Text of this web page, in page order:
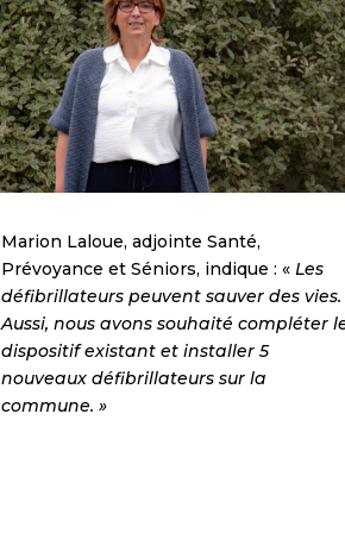
Marion Laloue, adjointe Santé,
Prévoyance et Séniors, indique : « Les
défibrillateurs peuvent sauver des vies.
Aussi, nous avons souhaité compléter
dispositif existant et installer 5
nouveaux défibrillateurs sur la
commune. »